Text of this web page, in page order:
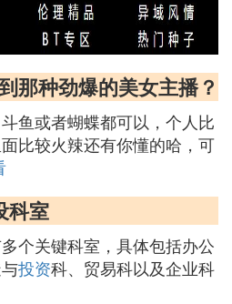
那种劲爆的美女主播？
鱼或者蝴蝶都可以，个人比
比较火辣还有你懂的哈，可
科室
个关键科室，具体包括办公
投资科、贸易科以及企业科